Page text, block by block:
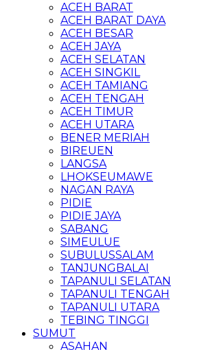
ACEH BARAT
ACEH BARAT DAYA
ACEH BESAR
ACEH JAYA
ACEH SELATAN
ACEH SINGKIL
ACEH TAMIANG
ACEH TENGAH
ACEH TIMUR
ACEH UTARA
BENER MERIAH
BIREUEN
LANGSA
LHOKSEUMAWE
NAGAN RAYA
PIDIE
PIDIE JAYA
SABANG
SIMEULUE
SUBULUSSALAM
TANJUNGBALAI
TAPANULI SELATAN
TAPANULI TENGAH
TAPANULI UTARA
TEBING TINGGI
SUMUT
ASAHAN